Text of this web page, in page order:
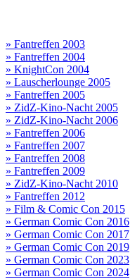
» Fantreffen 2003
» Fantreffen 2004
» KnightCon 2004
» Lauscherlounge 2005
» Fantreffen 2005
» ZidZ-Kino-Nacht 2005
» ZidZ-Kino-Nacht 2006
» Fantreffen 2006
» Fantreffen 2007
» Fantreffen 2008
» Fantreffen 2009
» ZidZ-Kino-Nacht 2010
» Fantreffen 2012
» Film & Comic Con 2015
» German Comic Con 2016
» German Comic Con 2017
» German Comic Con 2019
» German Comic Con 2023
» German Comic Con 2024